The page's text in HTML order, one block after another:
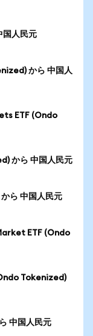
人民元
から 中国人
ETF (Ondo
から 中国人民元
ら 中国人民元
ETF (Ondo
Tokenized)
中国人民元